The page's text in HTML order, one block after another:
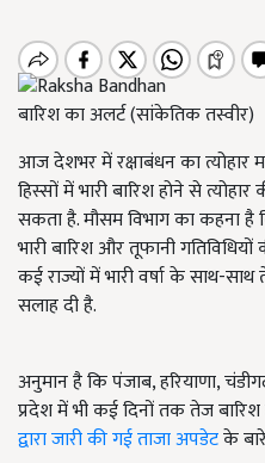
बारिश का अलर्ट (सांकेतिक तस्वीर)
आज देशभर में रक्षाबंधन का त्योहार
हिस्सों में भारी बारिश होने से
सकता है. मौसम विभाग का
भारी बारिश और तूफानी
कई राज्यों में भारी वर्षा के साथ-
सलाह दी है.
अनुमान है कि पंजाब, हरियाणा,
प्रदेश में भी कई दिनों तक तेज
द्वारा जारी की गई ताजा अपडेटके